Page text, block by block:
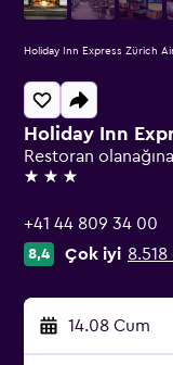
Holiday Inn
Restoran
3 yıldız
+41 44 809 34 00
8,4 Çok iyi
14.08 Cum
Holiday Inn Express Zürich